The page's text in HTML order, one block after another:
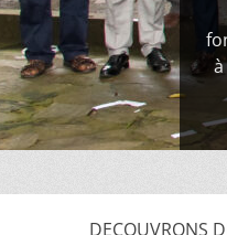
de
DECOUVRONS